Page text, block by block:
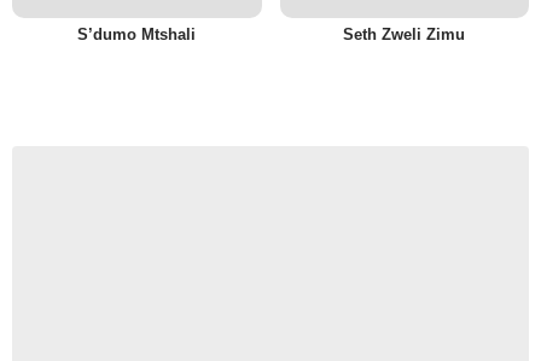
S’dumo Mtshali Seth Zweli Zimu